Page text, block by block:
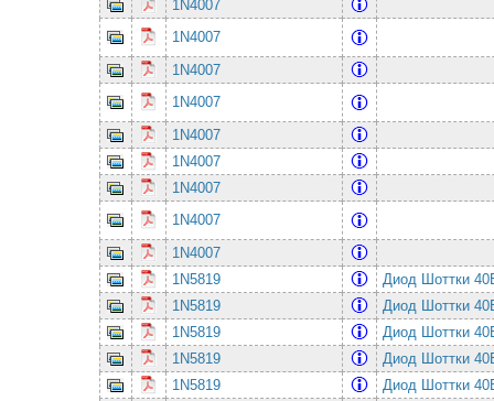
1N4007
1N4007
1N4007
1N4007
1N4007
1N4007
1N4007
1N4007
1N4007
1N5819
Диод Шоттки
1N5819
Диод Шоттки
1N5819
Диод Шоттки
1N5819
Диод Шоттки
1N5819
Диод Шоттки